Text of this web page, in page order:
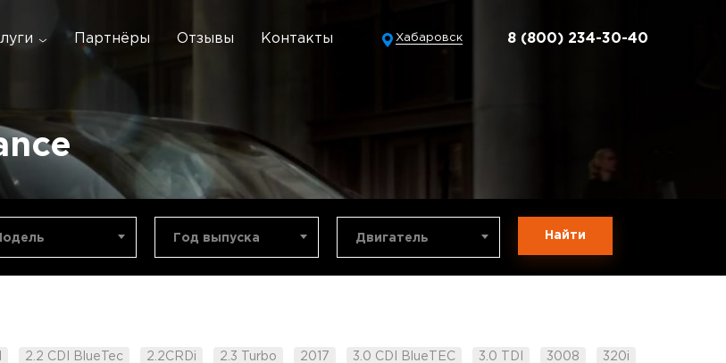
Партнёры Отзывы Контакты Хабаровск 8 (800) 234-30-40
Год выпуска Двигатель Найти
2.2 CDI BlueTec 2.2CRDi 2.3 Turbo 2017 3.0 CDI BlueTEC 3.0 TDI 3008 320i